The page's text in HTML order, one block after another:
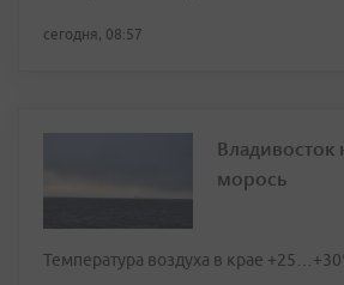
сегодня, 08:57
Владивосток
морось
Температура воздуха в крае